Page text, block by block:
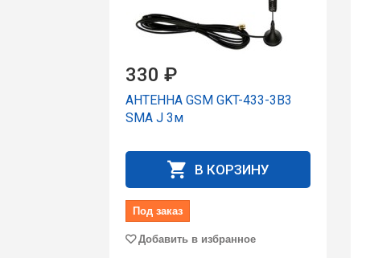
330 ₽
АНТЕННА GSM GKT-433-3B3
SMA J 3м
В КОРЗИНУ
Под заказ
Добавить в избранное